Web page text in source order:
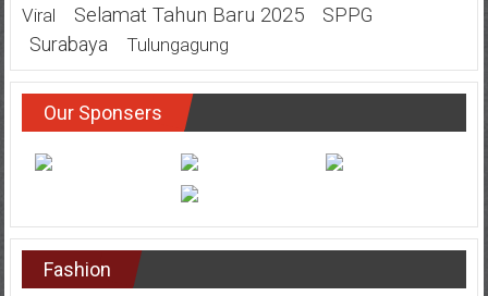
Viral
Selamat Tahun Baru 2025
SPPG
Surabaya
Tulungagung
Our Sponsers
Fashion